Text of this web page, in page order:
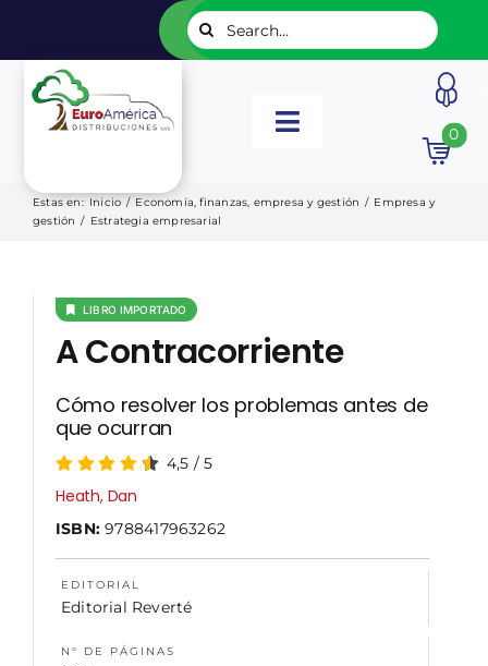
contenido
Buscar:
Toggle
INICIO
EDITORIALES
CATÁLOGOS
LISTADOS
0
Estas en: Inicio / Economía, finanzas, empresa y gestión / Empresa y
gestión / Estrategia empresarial
LIBRO IMPORTADO
A Contracorriente
Cómo resolver los problemas antes de
que ocurran
4,5 /5
Heath, Dan
ISBN:9788417963262
EDITORIAL
Editorial Reverté
N° DE PÁGINAS